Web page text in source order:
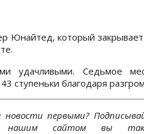
Юнайтед, который
удачливыми. Седьмое
ступеньки благодаря
новости первыми?
сайтом вы